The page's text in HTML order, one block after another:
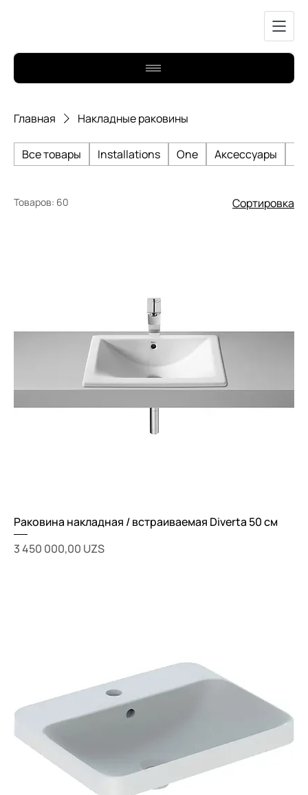
Главная Накладные раковины
Все товары Installations One Аксессуары
Товаров: 60 Сортировка
Раковина накладная / встраиваемая Diverta 50 см
Цена
3 450 000,00 UZS